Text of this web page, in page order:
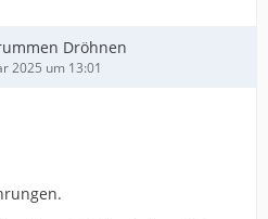
Dröhnen
2025 um 13:01